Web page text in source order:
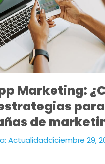
Marketing:
de
Actualidaddiciembre 29,